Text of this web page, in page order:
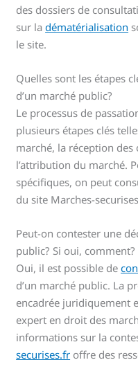
des dossiers de
sur ladématérialisation
le site.
Quelles sont les étapes
d’un marché public?
Le processus de
plusieurs étapes clés
marché, la réception des
l’attribution du marché.
spécifiques, on peut
du site Marches-
Peut-on contester une
public? Si oui, comment?
Oui, il est possible de
d’un marché public. La
encadrée juridiquement
expert en droit des
informations sur la
securises.fr offre des